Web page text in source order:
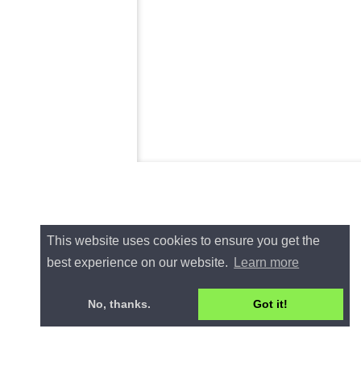
This website uses cookies to ensure you get the
best experience on our website.
Learn more
No, thanks. Got it!